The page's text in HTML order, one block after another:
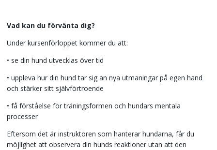
Vad kan du förvänta dig?
Under kursenförloppet kommer du att:
• se din hund utvecklas över tid
• uppleva hur din hund tar sig an nya utmaningar på egen hand
och stärker sitt självförtroende
• få förståelse för träningsformen och hundars mentala
processer
Eftersom det är instruktören som hanterar hundarna, får du
möjlighet att observera din hunds reaktioner utan att den